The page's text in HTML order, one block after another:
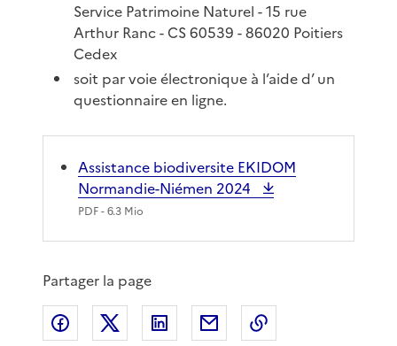
Service Patrimoine Naturel - 15 rue
Arthur Ranc - CS 60539 - 86020 Poitiers
Cedex
soit par voie électronique à l’aide d’ un
questionnaire en ligne.
Assistance biodiversite EKIDOM
Normandie-Niémen 2024
PDF- 6.3 Mio
Partager la page
Partager sur Facebook
Partager sur XPartager sur LinkedIn
Partager par email